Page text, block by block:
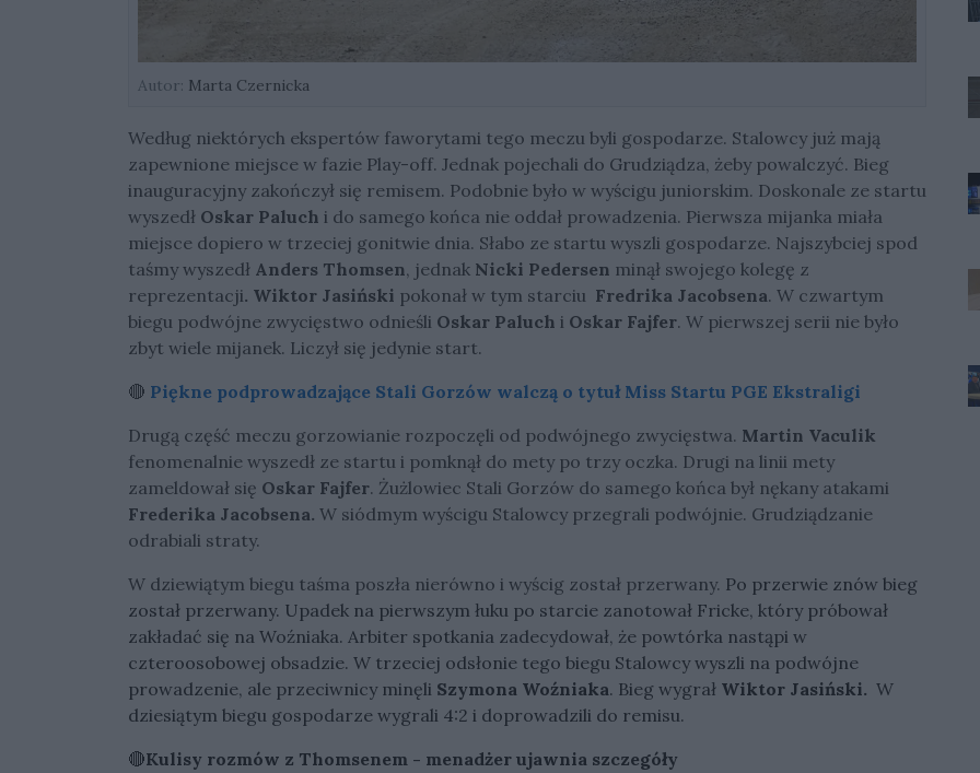
Autor: Marta Czernicka
Według niektórych ekspertów faworytami tego meczu byli gospodarze. Stalowcy już mają
zapewnione miejsce w fazie Play-off. Jednak pojechali do Grudziądza, żeby powalczyć. Bieg
inauguracyjny zakończył się remisem. Podobnie było w wyścigu juniorskim. Doskonale ze startu
wyszedł Oskar Paluch i do samego końca nie oddał prowadzenia. Pierwsza mijanka miała
miejsce dopiero w trzeciej gonitwie dnia. Słabo ze startu wyszli gospodarze. Najszybciej spod
taśmy wyszedł Anders Thomsen, jednak Nicki Pedersen minął swojego kolegę z
reprezentacji. Wiktor Jasiński pokonał w tym starciu Fredrika Jacobsena. W czwartym
biegu podwójne zwycięstwo odnieśli Oskar Paluch i Oskar Fajfer. W pierwszej serii nie było
zbyt wiele mijanek. Liczył się jedynie start.
🔴 Piękne podprowadzające Stali Gorzów walczą o tytuł Miss Startu PGE Ekstraligi
Drugą część meczu gorzowianie rozpoczęli od podwójnego zwycięstwa. Martin Vaculik
fenomenalnie wyszedł ze startu i pomknął do mety po trzy oczka. Drugi na linii mety
zameldował się Oskar Fajfer. Żużlowiec Stali Gorzów do samego końca był nękany atakami
Frederika Jacobsena. W siódmym wyścigu Stalowcy przegrali podwójnie. Grudziądzanie
odrabiali straty.
W dziewiątym biegu taśma poszła nierówno i wyścig został przerwany. Po przerwie znów bieg
został przerwany. Upadek na pierwszym łuku po starcie zanotował Fricke, który próbował
zakładać się na Woźniaka. Arbiter spotkania zadecydował, że powtórka nastąpi w
czteroosobowej obsadzie. W trzeciej odsłonie tego biegu Stalowcy wyszli na podwójne
prowadzenie, ale przeciwnicy minęli Szymona Woźniaka. Bieg wygrał Wiktor Jasiński. W
dziesiątym biegu gospodarze wygrali 4:2 i doprowadzili do remisu.
🔴Kulisy rozmów z Thomsenem - menadżer ujawnia szczegóły